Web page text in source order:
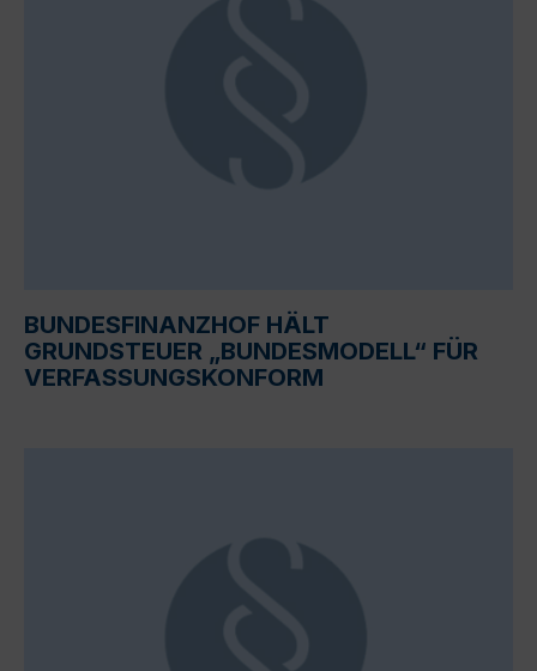
BUNDESFINANZHOF HÄLT
GRUNDSTEUER „BUNDESMODELL“ FÜR
VERFASSUNGSKONFORM